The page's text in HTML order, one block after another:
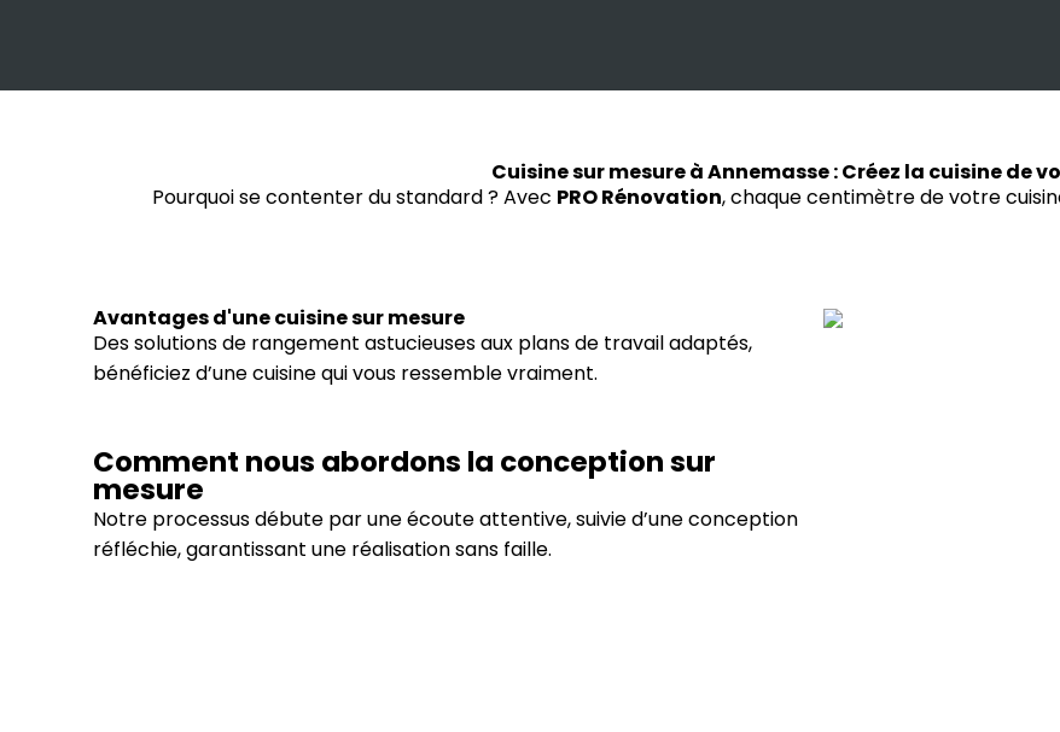
Cuisine sur mesure à Annemasse : Créez la cuisine de
Pourquoi se contenter du standard ? Avec PRO Rénovation, chaque centimètre de votre
Avantages d'une cuisine sur mesure
Des solutions de rangement astucieuses aux plans de travail adaptés,
bénéficiez d’une cuisine qui vous ressemble vraiment.
Comment nous abordons la conception sur
mesure
Notre processus débute par une écoute attentive, suivie d’une conception
réfléchie, garantissant une réalisation sans faille.